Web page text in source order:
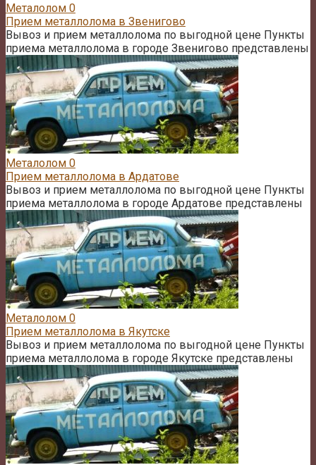
Металолом 0
Прием металлолома в Звенигово
Вывоз и прием металлолома по выгодной цене Пункты
приема металлолома в городе Звенигово представлены
Металолом 0
Прием металлолома в Ардатове
Вывоз и прием металлолома по выгодной цене Пункты
приема металлолома в городе Ардатове представлены
Металолом 0
Прием металлолома в Якутске
Вывоз и прием металлолома по выгодной цене Пункты
приема металлолома в городе Якутске представлены